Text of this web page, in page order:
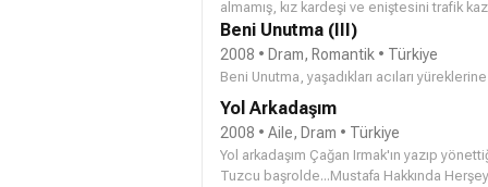
düşüyor ortalarına.”Durun!” diyor.”Kocam
aşktır Esma ile Mustafa'nın aşkı.Yine de
kaçarak hayatını tehlikeye atmasına
koşullarEsma ile Mustafa’nın aşkından
almamış, kız kardeşi ve eniştesini trafik
kalmasıyla yerleşik bir hayata geçen
oturmaya başlar.. Samim’in gemiden
planladığını düşünür.. Ama hayat siz plan
Ahsen’in izini sürer.. Sonunda İstanbul’a
İstanbul’da tanıdığı tek bir kişi vardır:
ilk aşk Ahsen! Ali iki aşk arasında bildiği
gürültü, neşe eğlence son hız devam
çalışmaktadır..
Beni Unutma (III)
2008 • Dram, Romantik • Türkiye
Beni Unutma, yaşadıkları acıları
Yol Arkadaşım
2008 • Aile, Dram • Türkiye
Yol arkadaşım Çağan Irmak'ın yazıp
Tuzcu başrolde...Mustafa Hakkında